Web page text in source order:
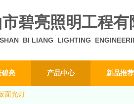
碧亮照明工程有
BI LIANG LIGHTING
碧亮 产品中心 新品推荐
面光灯